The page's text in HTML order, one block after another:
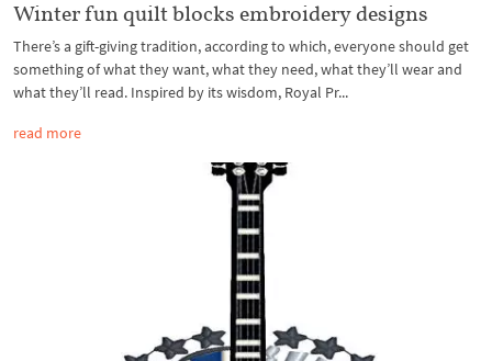
Winter fun quilt blocks embroidery designs
There’s a gift-giving tradition, according to which, everyone should get
something of what they want, what they need, what they’ll wear and
what they’ll read. Inspired by its wisdom, Royal Pr...
read more